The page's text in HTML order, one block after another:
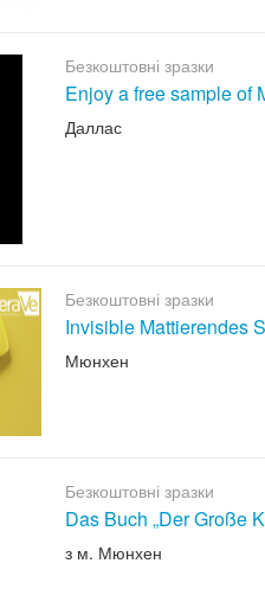
Безкоштовні зразки
Enjoy a free sample of
Даллас
Безкоштовні зразки
Invisible Mattierendes
Мюнхен
Безкоштовні зразки
Das Buch „Der Große
з м. Мюнхен